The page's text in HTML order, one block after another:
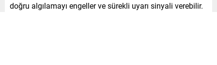
doğru algılamayı engeller ve sürekli uyarı sinyali verebilir.